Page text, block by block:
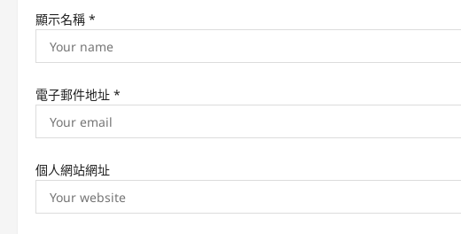
顯示名稱 *
電子郵件地址 *
個人網站網址